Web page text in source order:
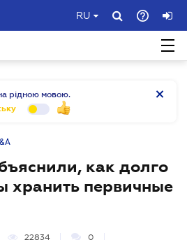
RU
рідною мовою.
как долго
первичные
22834 0